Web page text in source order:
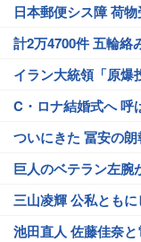
日本郵便シス障 荷
計2万4700件 五輪絡
イラン大統領「原爆
C・ロナ結婚式へ 呼
ついにきた 冨安の朗
巨人のベテラン左腕
三山凌輝 公私とも
池田直人 佐藤佳奈